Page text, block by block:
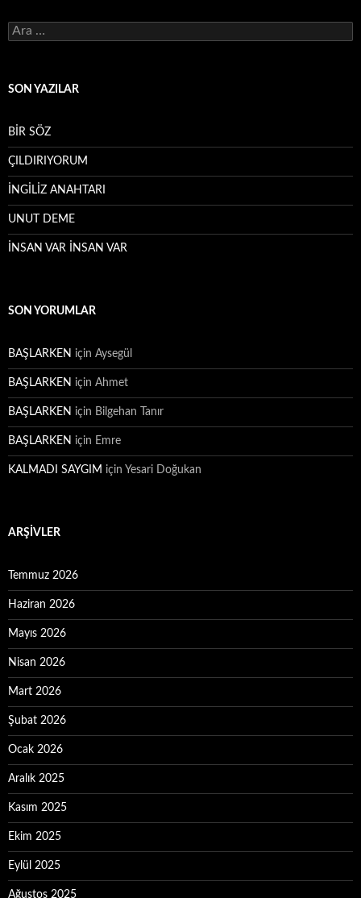
Arama:
SON YAZILAR
BİR SÖZ
ÇILDIRIYORUM
İNGİLİZ ANAHTARI
UNUT DEME
İNSAN VAR İNSAN VAR
SON YORUMLAR
BAŞLARKEN için Aysegül
BAŞLARKEN için Ahmet
BAŞLARKEN için Bilgehan Tanır
BAŞLARKEN için Emre
KALMADI SAYGIM için Yesari Doğukan
ARŞIVLER
Temmuz 2026
Haziran 2026
Mayıs 2026
Nisan 2026
Mart 2026
Şubat 2026
Ocak 2026
Aralık 2025
Kasım 2025
Ekim 2025
Eylül 2025
Ağustos 2025